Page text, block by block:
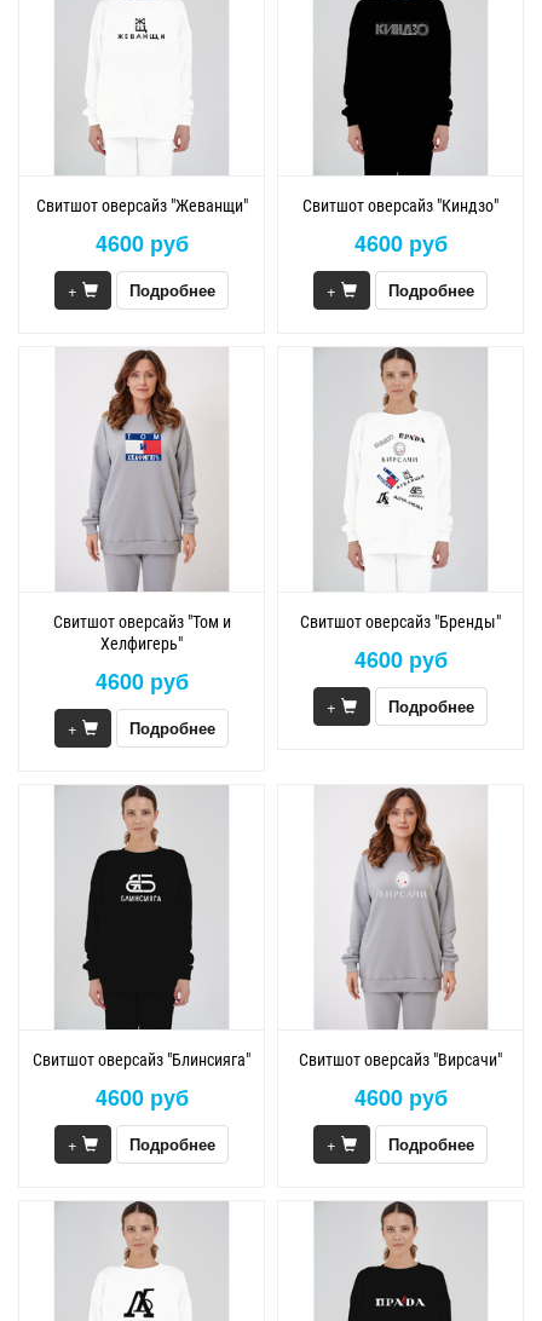
Свитшот оверсайз "Жеванщи"
4600 руб
+ Подробнее
Свитшот оверсайз "Киндзо"
4600 руб
+ Подробнее
Свитшот оверсайз "Том и
Хелфигерь"
4600 руб
+ Подробнее
Свитшот оверсайз "Бренды"
4600 руб
+ Подробнее
Свитшот оверсайз "Блинсияга"
4600 руб
+ Подробнее
Свитшот оверсайз "Вирсачи"
4600 руб
+ Подробнее